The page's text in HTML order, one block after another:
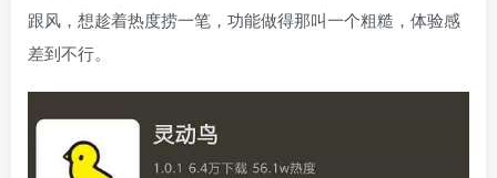
跟风，想趁着热度捞一笔，功能做得那叫一个粗糙，体验感
差到不行。